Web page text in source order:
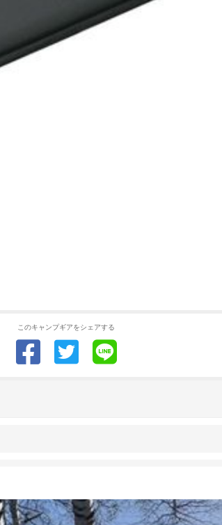
このキャンプギアをシェアする